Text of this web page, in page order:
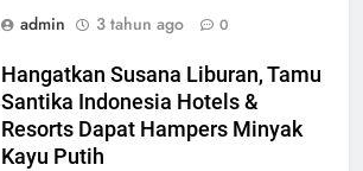
admin
3 tahun ago 0
Hangatkan Susana Liburan, Tamu
Santika Indonesia Hotels &
Resorts Dapat Hampers Minyak
Kayu Putih